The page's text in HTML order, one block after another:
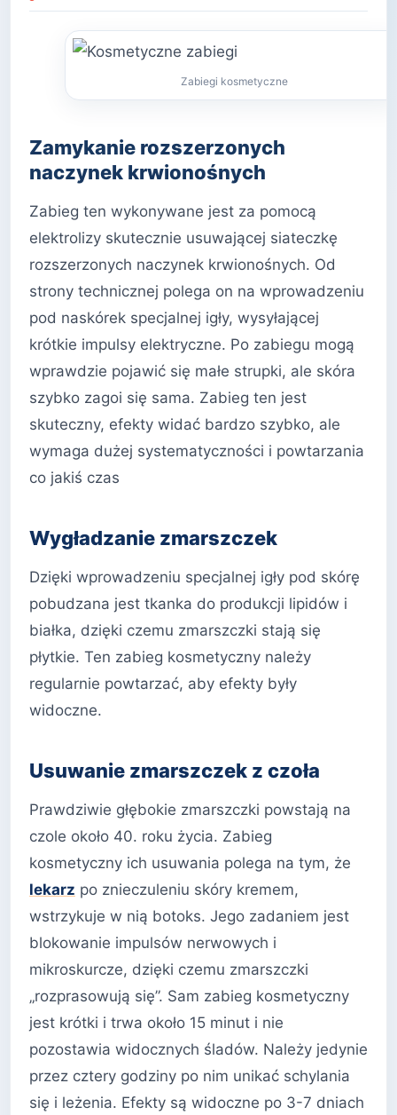
Zabiegi kosmetyczne
Zamykanie rozszerzonych
naczynek krwionośnych
Zabieg ten wykonywane jest za pomocą
elektrolizy skutecznie usuwającej siateczkę
rozszerzonych naczynek krwionośnych. Od
strony technicznej polega on na wprowadzeniu
pod naskórek specjalnej igły, wysyłającej
krótkie impulsy elektryczne. Po zabiegu mogą
wprawdzie pojawić się małe strupki, ale skóra
szybko zagoi się sama. Zabieg ten jest
skuteczny, efekty widać bardzo szybko, ale
wymaga dużej systematyczności i powtarzania
co jakiś czas
Wygładzanie zmarszczek
Dzięki wprowadzeniu specjalnej igły pod skórę
pobudzana jest tkanka do produkcji lipidów i
białka, dzięki czemu zmarszczki stają się
płytkie. Ten zabieg kosmetyczny należy
regularnie powtarzać, aby efekty były
widoczne.
Usuwanie zmarszczek z czoła
Prawdziwie głębokie zmarszczki powstają na
czole około 40. roku życia. Zabieg
kosmetyczny ich usuwania polega na tym, że
lekarz po znieczuleniu skóry kremem,
wstrzykuje w nią botoks. Jego zadaniem jest
blokowanie impulsów nerwowych i
mikroskurcze, dzięki czemu zmarszczki
„rozprasowują się”. Sam zabieg kosmetyczny
jest krótki i trwa około 15 minut i nie
pozostawia widocznych śladów. Należy jedynie
przez cztery godziny po nim unikać schylania
się i leżenia. Efekty są widoczne po 3-7 dniach